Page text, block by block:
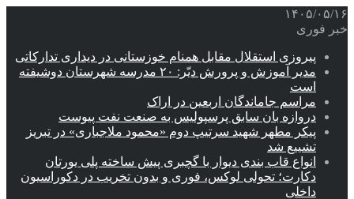
۱۴۰۵/۰۵/۱۶
خبر فوری
پیروزی استقلال مقابل همنام خوزستانی در دیداری تدارکاتی
مدیر آموزش و پرورش دیّر: ۲۰ مدرسه شهرستان دوشیفته
است
مراسم جاماندگان اربعین در اراک
دروازه بان سابق پرسپولیس به صنعت نفت پیوست
پیکر مطهر شهید سرتیپ دوم «محمود ملاجباری» در تبریز
تشییع شد
انواع قاب بندی دیوار با گچبری پیش ساخته پلی یورتان
دکارت؛ تحولی لوکس، فوری و بدون تخریب در دکوراسیون
داخلی